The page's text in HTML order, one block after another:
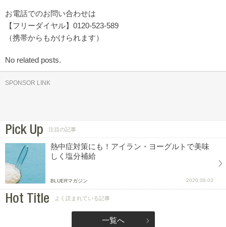
お電話でのお問い合わせは
【フリーダイヤル】0120-523-589
（携帯からもかけられます）
No related posts.
SPONSOR LINK
Pick Up 注目の記事
熱中症対策にも！アイラン・ヨーグルトで美味
しく塩分補給
BLUERマガジン 2020.06.03
Hot Title よく読まれている記事
一覧へ